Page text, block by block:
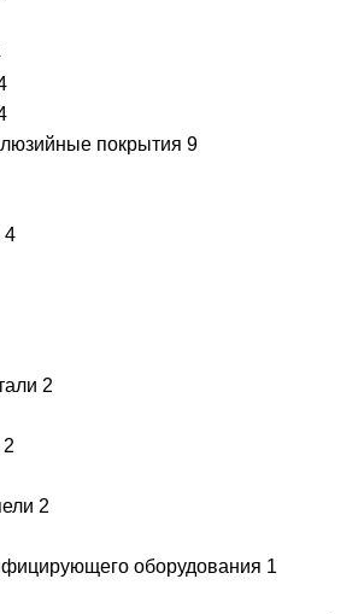
покрытия 9
4
2
2
2
оборудования 1